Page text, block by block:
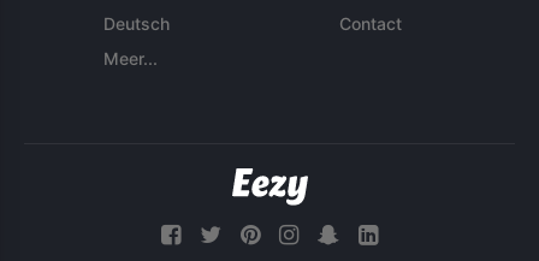
Deutsch
Meer...
Contact